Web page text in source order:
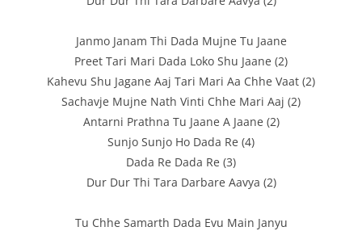
Janmo Janam Thi Dada Mujne Tu Jaane
Preet Tari Mari Dada Loko Shu Jaane (2)
Kahevu Shu Jagane Aaj Tari Mari Aa Chhe Vaat (2)
Sachavje Mujne Nath Vinti Chhe Mari Aaj (2)
Antarni Prathna Tu Jaane A Jaane (2)
Sunjo Sunjo Ho Dada Re (4)
Dada Re Dada Re (3)
Dur Dur Thi Tara Darbare Aavya (2)
Tu Chhe Samarth Dada Evu Main Janyu